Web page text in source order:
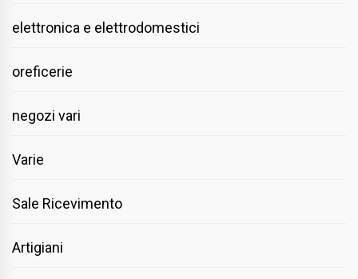
elettronica e elettrodomestici
oreficerie
negozi vari
Varie
Sale Ricevimento
Artigiani